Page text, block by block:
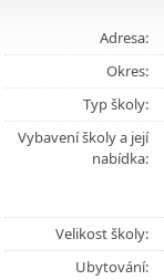
Adresa:
Okres:
Typ školy:
Vybavení školy a její
nabídka:
Velikost školy:
Ubytování: